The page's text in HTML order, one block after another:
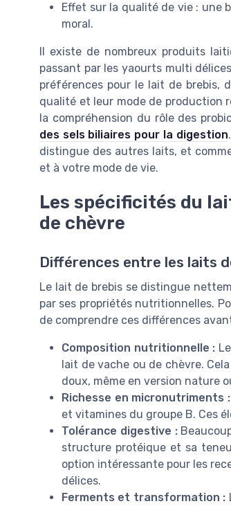
Effet sur la qualité de vie : une
moral.
Il existe de nombreux produits
passant par les yaourts multi
préférences pour le lait de brebis,
qualité et leur mode de production
la compréhension du rôle des
des sels biliaires pour la digestion
distingue des autres laits, et
et à votre mode de vie.
Les spécificités du
de chèvre
Différences entre les laits
Le lait de brebis se distingue
par ses propriétés nutritionnelles.
de comprendre ces différences
Composition nutritionnelle :
lait de vache ou de chèvre.
doux, même en version nature
Richesse en micronutriments :
et vitamines du groupe B. Ces
Tolérance digestive :
structure protéique et sa
option intéressante pour les
délices.
Ferments et transformation :